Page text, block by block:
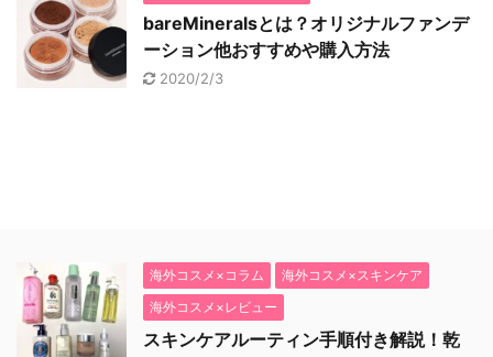
bareMineralsとは？オリジナルファンデ
ーション他おすすめや購入方法
2020/2/3
海外コスメ×コラム
海外コスメ×スキンケア
海外コスメ×レビュー
スキンケアルーティン手順付き解説！乾